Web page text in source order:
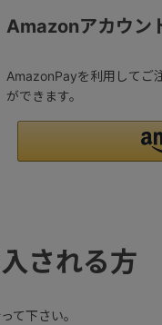
Amazonアカウン
AmazonPayを利用してご
ができます。
される方
て下さい。